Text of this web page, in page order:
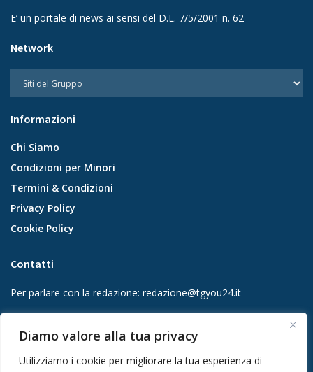
Diamo valore alla tua privacy
Utilizziamo i cookie per migliorare la tua esperienza di
E’ un portale di news ai sensi del D.L. 7/5/2001 n. 62
Network
Informazioni
Chi Siamo
Condizioni per Minori
Termini & Condizioni
Privacy Policy
Cookie Policy
Contatti
Per parlare con la redazione: redazione@tgyou24.it